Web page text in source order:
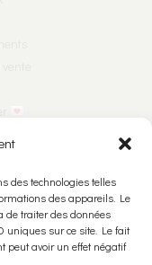
des technologies telles
des appareils. Le
de traiter des données
uniques sur ce site. Le fait
peut avoir un effet négatif